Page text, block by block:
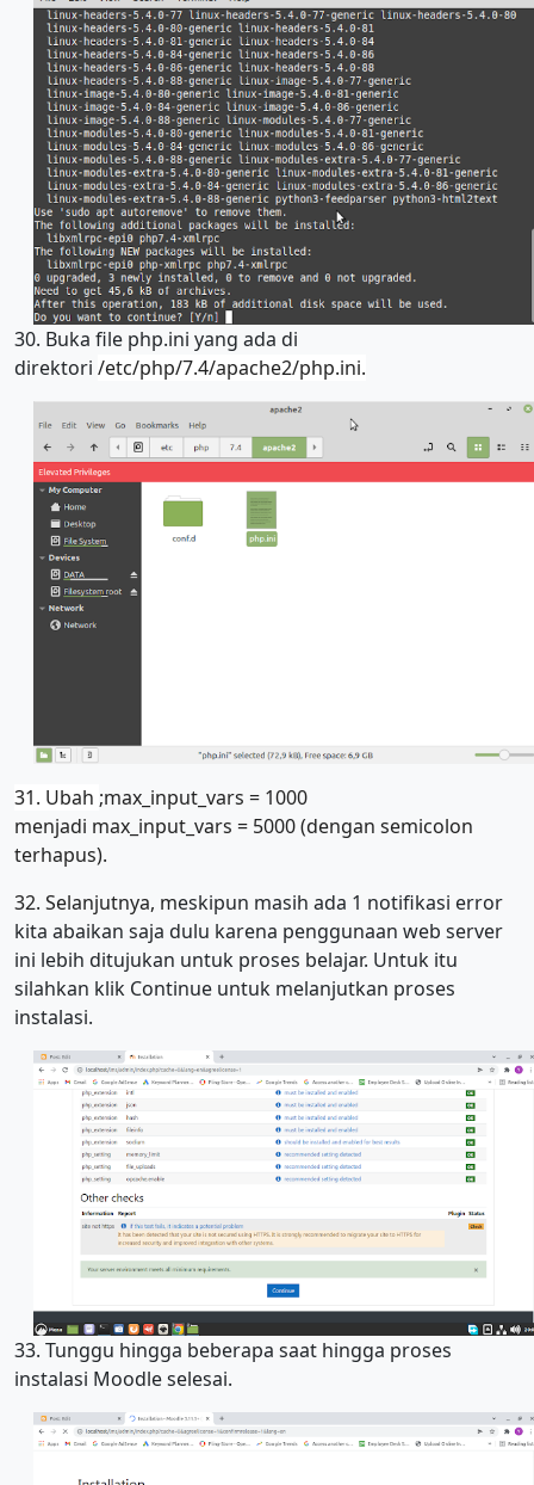
30. Buka file php.ini yang ada di
direktori /etc/php/7.4/apache2/php.ini.
31. Ubah ;max_input_vars = 1000
menjadi max_input_vars = 5000 (dengan semicolon
terhapus).
32. Selanjutnya, meskipun masih ada 1 notifikasi error
kita abaikan saja dulu karena penggunaan web server
ini lebih ditujukan untuk proses belajar. Untuk itu
silahkan klik Continue untuk melanjutkan proses
instalasi.
33. Tunggu hingga beberapa saat hingga proses
instalasi Moodle selesai.